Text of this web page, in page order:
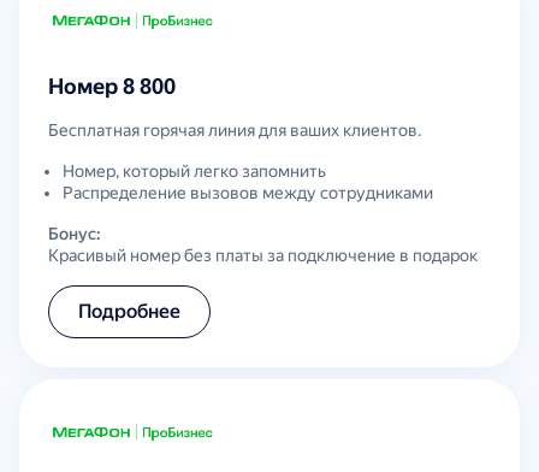
Номер 8 800
Бесплатная горячая линия для ваших клиентов.
Номер, который легко запомнить
Распределение вызовов между сотрудниками
Бонус:
Красивый номер без платы за подключение в подарок
Подробнее